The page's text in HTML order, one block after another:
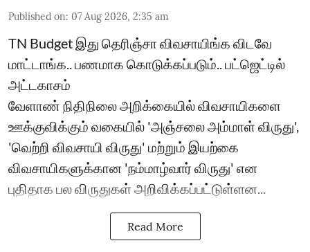
Published on: 07 Aug 2026, 2:35 am
TN Budget இது தெரிஞ்சா விவசாயிங்க விடவே
மாட்டாங்க.. பணமாக கொடுக்கப்படும்.. பட்ஜெட்டில்
அட்டகாசம்
வேளாண் நிதிநிலை அறிக்கையில் விவசாயிகளை
ஊக்குவிக்கும் வகையில் 'அஞ்சலை அம்மாள் விருது',
'வெற்றி விவசாயி விருது' மற்றும் இயற்கை
விவசாயிகளுக்கான 'நம்மாழ்வார் விருது' என
புதிதாக பல விருதுகள் அறிவிக்கப்பட்டுள்ளன...
Read More